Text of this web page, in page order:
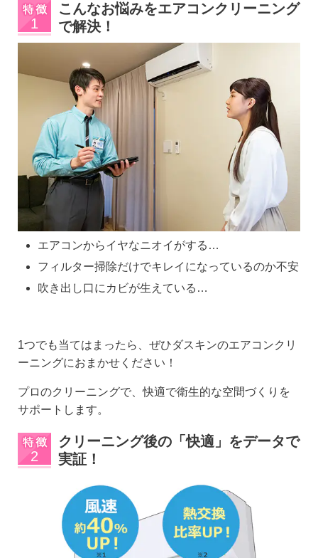
こんなお悩みをエアコンクリーニング
で解決！
エアコンからイヤなニオイがする…
フィルター掃除だけでキレイになっているのか不安
吹き出し⼝にカビが⽣えている…
1つでも当てはまったら、ぜひダスキンのエアコンクリ
ーニングにおまかせください！
プロのクリーニングで、快適で衛生的な空間づくりを
サポートします。
クリーニング後の「快適」をデータで
実証！